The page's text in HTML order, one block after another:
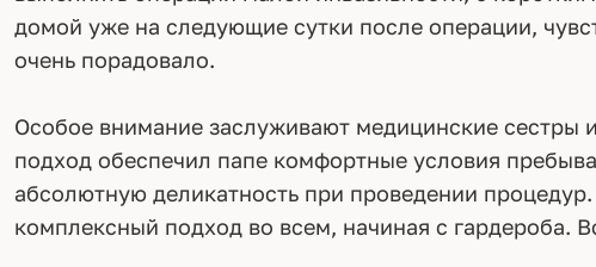
домой уже на следующие сутки после операции,
очень порадовало.
Особое внимание заслуживают медицинские сестры
подход обеспечил папе комфортные условия
абсолютную деликатность при проведении
комплексный подход во всем, начиная с гардероба.